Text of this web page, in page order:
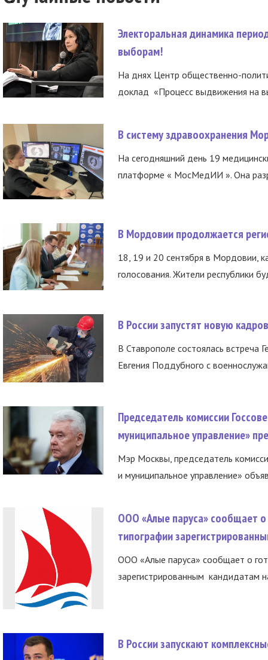
Электоральная динамика
выборам!
На днях Центр общественно-
доклад «Процесс выдвижения на
В систему здравоохранения
На сегодняшний день 19
платформе « МосМедИИ ». Она
В Мордовии продолжается
18, 19 и 20 сентября в Мордовии,
голосования. Жители республики
В России запустят новую
В Ставрополе состоялась встреча
Евгения Поддубного с
Председатель комиссии
муниципальное управление»
Мэр Москвы, председатель
и муниципальное управление»
ООО «Алые паруса» сообщает о
типографии
ООО «Алые паруса» сообщает о
зарегистрированным кандидатам
В России запускают